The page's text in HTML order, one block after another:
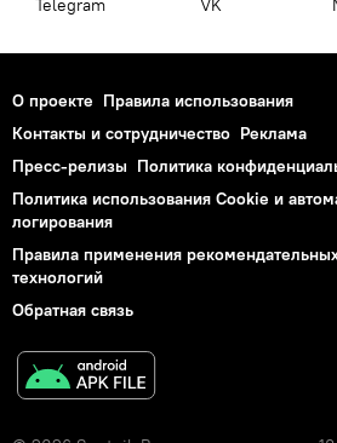
Telegram VK
О проекте Правила использования
Контакты и сотрудничество Реклама
Пресс-релизы Политика
Политика использования Cookie и
логирования
Правила применения
технологий
Обратная связь